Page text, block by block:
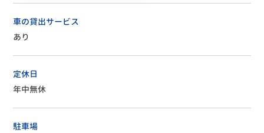
車の貸出サービス
あり
定休日
年中無休
駐車場